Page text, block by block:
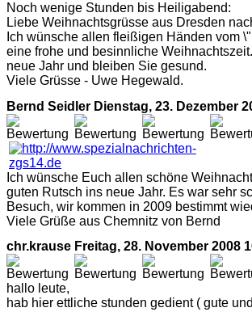
Noch wenige Stunden bis Heiligabend:
Liebe Weihnachtsgrüsse aus Dresden
Ich wünsche allen fleißigen Händen vom
eine frohe und besinnliche
neue Jahr und bleiben Sie gesund.
Viele Grüsse - Uwe Hegewald.
Bernd Seidler Dienstag, 23. Dezember
Ich wünsche Euch allen schöne
guten Rutsch ins neue Jahr. Es war sehr
Besuch, wir kommen in 2009 bestimmt
Viele Grüße aus Chemnitz von Bernd
chr.krause Freitag, 28. November 2008
hallo leute,
hab hier ettliche stunden gedient ( gute